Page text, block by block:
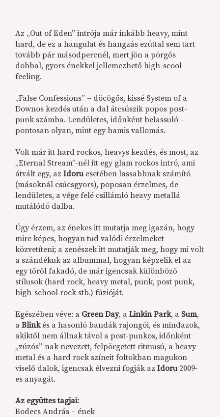
Az „Out of Eden” intrója már inkább heavy, mint
hard, de ez a hangulat és hangzás ezúttal sem tart
tovább pár másodpercnél, mert jön a pörgős
dobbal, gyors énekkel jellemezhető high-scool
feeling.
„False Confessions” – döcögős, kissé System of a
Downos kezdés után a dal átcsúszik popos post-
punk számba. Lendületes, időnként belassuló –
pontosan olyan, mint egy hamis vallomás.
Volt már itt hard rockos, heavys kezdés, és most, az
„Eternal Stream”-nél itt egy glam rockos intró, ami
átvált egy, azIdoruesetében lassabbnak számító
(másoknál csúcsgyors), poposan érzelmes, de
lendületes, a vége felé csillámló heavy metallá
mutálódó dalba.
Úgy érzem, az énekes itt mutatja meg igazán, hogy
mire képes, hogyan tud valódi érzelmeket
közvetíteni; a zenészek itt mutatják meg, hogy mi volt
a szándékuk az albummal, hogyan képzelik el az
egy tőről fakadó, de már igencsak különböző
stílusok (hard rock, heavy metal, punk, post punk,
high-school rock stb.) fúzióját.
Egészében véve: a Green Day, aLinkin Park, a Sum,
aBlinkés a hasonló bandák rajongói, és mindazok,
akiktől nem állnak távol a post-punkos, időnként
„zúzós”-nak nevezett, felpörgetett ritmusú, a heavy
metal és a hard rock színeit foltokban magukon
viselő dalok, igencsak élvezni fogják azIdoru2009-
es anyagát.
Az együttes tagjai:
Bodecs András – ének